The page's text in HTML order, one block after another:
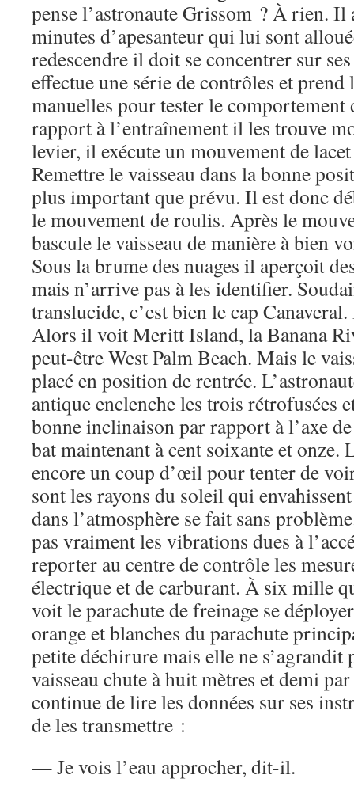
pense l’astronaute Grissom ? À rien.
minutes d’apesanteur qui lui sont
redescendre il doit se concentrer sur
effectue une série de contrôles et prend
manuelles pour tester le comportement
rapport à l’entraînement il les trouve
levier, il exécute un mouvement de
Remettre le vaisseau dans la bonne
plus important que prévu. Il est donc
le mouvement de roulis. Après le
bascule le vaisseau de manière à bien
Sous la brume des nuages il aperçoit
mais n’arrive pas à les identifier.
translucide, c’est bien le cap
Alors il voit Meritt Island, la Banana
peut-être West Palm Beach. Mais le
placé en position de rentrée.
antique enclenche les trois rétrofusées
bonne inclinaison par rapport à l’axe
bat maintenant à cent soixante et onze.
encore un coup d’œil pour tenter de
sont les rayons du soleil qui
dans l’atmosphère se fait sans
pas vraiment les vibrations dues à
reporter au centre de contrôle les
électrique et de carburant. À six mille
voit le parachute de freinage se
orange et blanches du parachute
petite déchirure mais elle ne s’agrandit
vaisseau chute à huit mètres et demi
continue de lire les données sur ses
de les transmettre :
— Je vois l’eau approcher, dit-il.